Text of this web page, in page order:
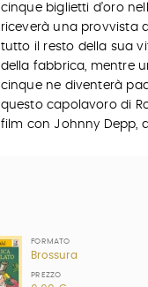
cinque biglietti d’oro
riceverà una provvista
tutto il resto della sua
della fabbrica, mentre
cinque ne diventerà
questo capolavoro di
film con Johnny Depp,
FORMATO
Brossura
PREZZO